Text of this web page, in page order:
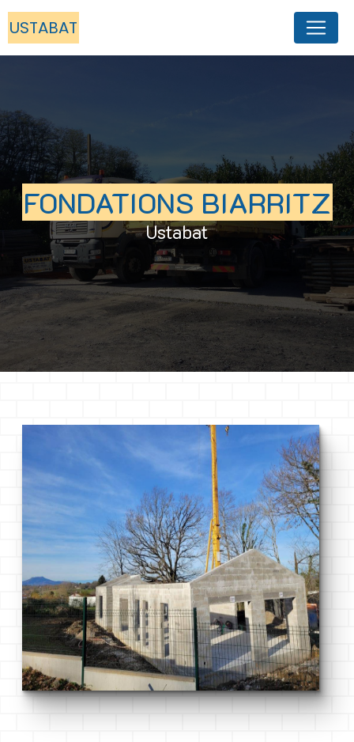
USTABAT
FONDATIONS BIARRITZ
Ustabat
Panneau de gestion des cookies